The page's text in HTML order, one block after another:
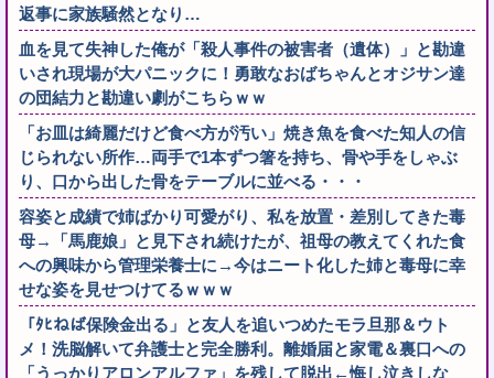
返事に家族騒然となり…
血を見て失神した俺が「殺人事件の被害者（遺体）」と勘違
いされ現場が大パニックに！勇敢なおばちゃんとオジサン達
の団結力と勘違い劇がこちらｗｗ
「お皿は綺麗だけど食べ方が汚い」焼き魚を食べた知人の信
じられない所作…両手で1本ずつ箸を持ち、骨や手をしゃぶ
り、口から出した骨をテーブルに並べる・・・
容姿と成績で姉ばかり可愛がり、私を放置・差別してきた毒
母→「馬鹿娘」と見下され続けたが、祖母の教えてくれた食
への興味から管理栄養士に→今はニート化した姉と毒母に幸
せな姿を見せつけてるｗｗｗ
「ﾀﾋねば保険金出る」と友人を追いつめたモラ旦那＆ウト
メ！洗脳解いて弁護士と完全勝利。離婚届と家電＆裏口への
「うっかりアロンアルファ」を残して脱出←悔し泣きしな